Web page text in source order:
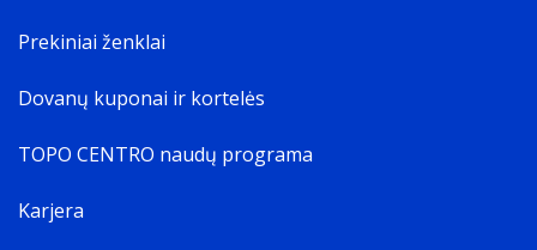
Prekiniai ženklai
Dovanų kuponai ir kortelės
TOPO CENTRO naudų programa
Karjera